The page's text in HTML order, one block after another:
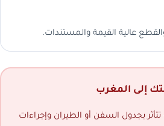
عالية القيمة والمستندات.
إلى المغرب
تتأثر بجدول السفن أو الطيران وإجراءات